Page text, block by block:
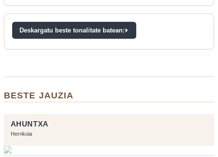
Deskargatu beste tonalitate batean:
BESTE JAUZIA
AHUNTXA
Herrikoia